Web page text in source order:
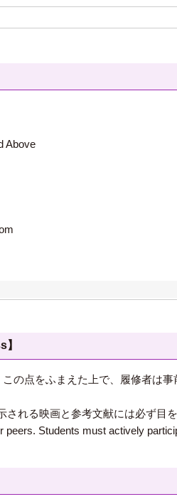
Above
の点をふまえた上で、履修者は
れる映画と参考文献には必ず目を
Students must actively